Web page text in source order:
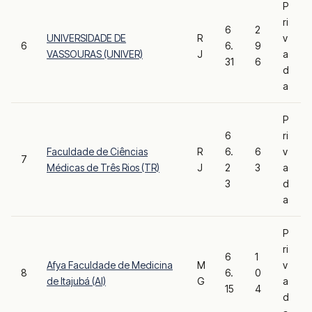
6
UNIVERSIDADE DE
VASSOURAS (UNIVER)
R
J
6
6.
31
2
9
6
P
ri
v
a
d
a
7
Faculdade de Ciências
Médicas de Três Rios (TR)
R
J
6
6.
2
3
6
3
P
ri
v
a
d
a
8
Afya Faculdade de Medicina
de Itajubá (AI)
M
G
6
6.
15
1
0
4
P
ri
v
a
d